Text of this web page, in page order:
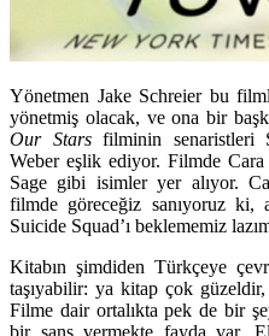
Yönetmen Jake Schreier bu
yönetmiş olacak, ve ona bir
Our Stars filminin senaristleri
Weber eşlik ediyor. Filmde
Sage gibi isimler yer alıyor.
filmde göreceğiz sanıyoruz ki,
Suicide Squad’ı beklememiz
Kitabın şimdiden Türkçeye
taşıyabilir: ya kitap çok
Filme dair ortalıkta pek de bir